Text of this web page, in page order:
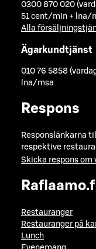
0300 870 020
51 cent/min + lna/
Alla
Ägarkundtjänst
010 76 5858
lna/msa
Respons
Responslänkarna
respektive
Skicka respons om
Restauranger
Restauranger på
Lunch